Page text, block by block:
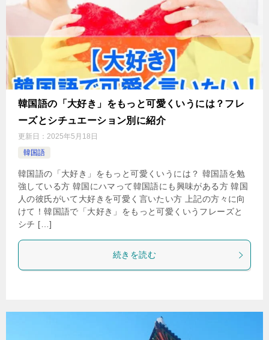
韓国語の「大好き」をもっと可愛くいうには？フレ
ーズとシチュエーション別に紹介
更新日： 2025年5月18日
韓国語
韓国語の「大好き」をもっと可愛くいうには？ 韓国語を勉
強している方 韓国にハマって韓国語にも興味がある方 韓国
人の彼氏がいて大好きを可愛く言いたい方 上記の方々に向
けて！韓国語で「大好き」をもっと可愛くいうフレーズと
シチ […]
続きを読む